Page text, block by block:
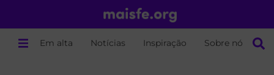
Em alta Notícias Inspiração Sobre nós